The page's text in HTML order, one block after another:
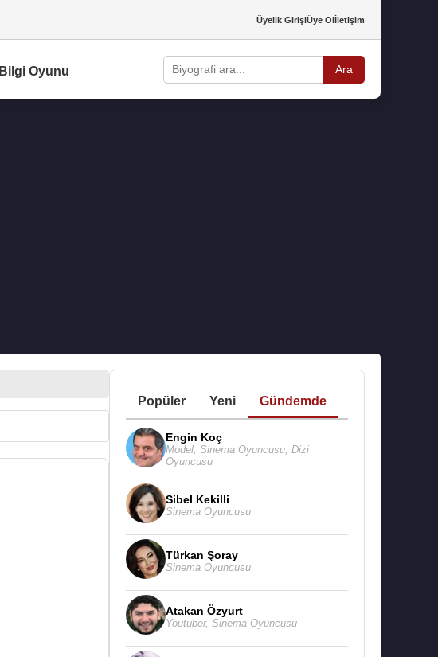
Üyelik GirişiÜye Olİletişim
Bilgi Oyunu Ara
Popüler Yeni Gündemde
Engin Koç
Model, Sinema Oyuncusu, Dizi
Oyuncusu
Sibel Kekilli
Sinema Oyuncusu
Türkan Şoray
Sinema Oyuncusu
Atakan Özyurt
Youtuber, Sinema Oyuncusu